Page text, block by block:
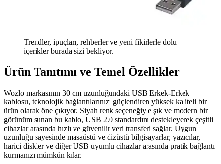
Trendler, ipuçları, rehberler ve yeni fikirlerle dolu
içerikler burada sizi bekliyor.
Ürün Tanıtımı ve Temel Özellikler
Wozlo markasının 30 cm uzunluğundaki USB Erkek-Erkek
kablosu, teknolojik bağlantılarınızı güçlendiren yüksek kaliteli bir
ürün olarak öne çıkıyor. Siyah renk seçeneğiyle şık ve modern bir
görünüm sunan bu kablo, USB 2.0 standardını destekleyerek çeşitli
cihazlar arasında hızlı ve güvenilir veri transferi sağlar. Uygun
uzunluğu sayesinde masaüstü ve dizüstü bilgisayarlar, yazıcılar,
harici diskler ve diğer USB uyumlu cihazlar arasında pratik bağlantı
kurmanızı mümkün kılar.